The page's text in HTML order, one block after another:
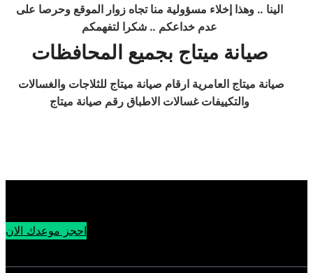
الينا .. وهذا إخلاء مسؤولية منا تجاه زوار الموقع وحرصا على
عدم خداعكم .. شكرا لتفهمكم
صيانة ميتاج بجميع المحافظات
والتكييفات غسالات الاطباق رقم صيانة ميتاج
احجز موعدك الان